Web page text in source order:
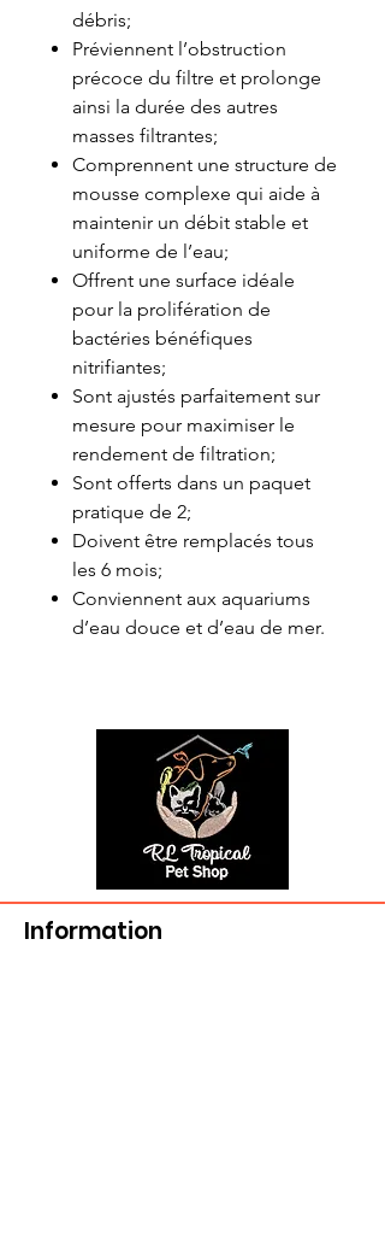
débris;
Préviennent l’obstruction
précoce du filtre et prolonge
ainsi la durée des autres
masses filtrantes;
Comprennent une structure de
mousse complexe qui aide à
maintenir un débit stable et
uniforme de l’eau;
Offrent une surface idéale
pour la prolifération de
bactéries bénéfiques
nitrifiantes;
Sont ajustés parfaitement sur
mesure pour maximiser le
rendement de filtration;
Sont offerts dans un paquet
pratique de 2;
Doivent être remplacés tous
les 6 mois;
Conviennent aux aquariums
d’eau douce et d’eau de mer.
Information